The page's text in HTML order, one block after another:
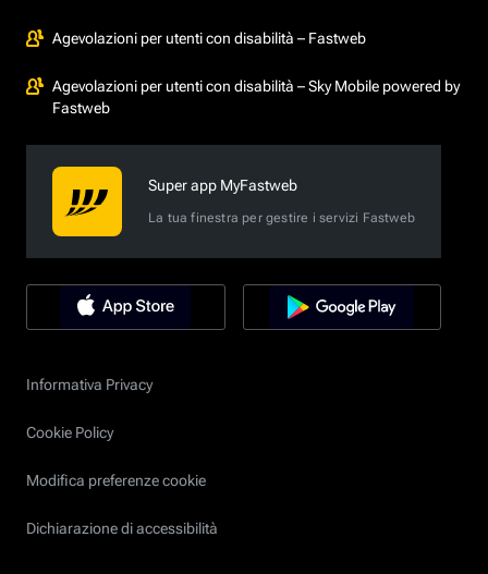
Agevolazioni per utenti con disabilità – Fastweb
Agevolazioni per utenti con disabilità – Sky Mobile powered by
Fastweb
Super app MyFastweb
La tua finestra per gestire i servizi Fastweb
Informativa Privacy
Cookie Policy
Modifica preferenze cookie
Dichiarazione di accessibilità